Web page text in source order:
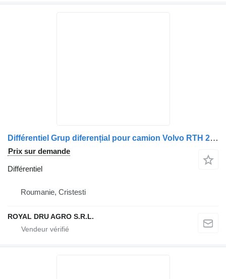
Différentiel Grup diferențial pour camion Volvo RTH 2610F 109-376
Prix sur demande
Différentiel
Roumanie, Cristesti
ROYAL DRU AGRO S.R.L.